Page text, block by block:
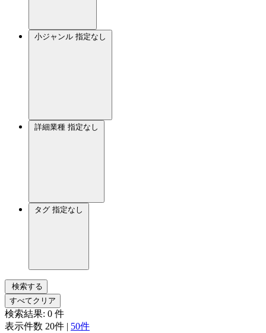
小ジャンル 指定なし
詳細業種 指定なし
タグ 指定なし
検索する
すべてクリア
検索結果: 0 件
表示件数 20件 | 50件